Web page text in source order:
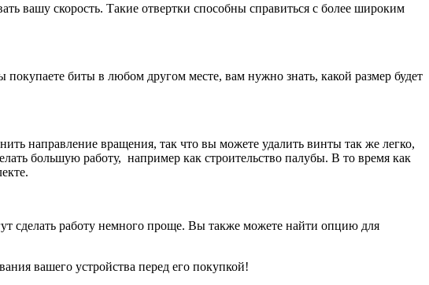
вашу скорость. Такие отвертки способны справиться с более широким
биты в любом другом месте, вам нужно знать, какой размер будет
направление вращения, так что вы можете удалить винты так же легко,
большую работу, например как строительство палубы. В то время как
сделать работу немного проще. Вы также можете найти опцию для
вашего устройства перед его покупкой!